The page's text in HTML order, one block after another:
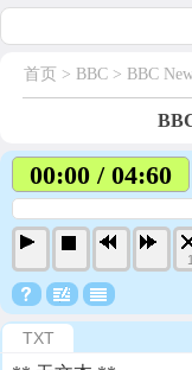
首页 > BBC > BBC
00:00 / 04:60
TXT